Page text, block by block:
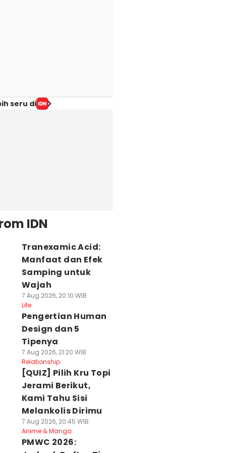
seru di
IDN
Tranexamic Acid:
Manfaat dan Efek
Samping untuk
Wajah
7 Aug 2026, 20:10 WIB
Life
Pengertian Human
Design dan 5
Tipenya
7 Aug 2026, 21:20 WIB
Relationship
[QUIZ] Pilih Kru Topi
Jerami Berikut,
Kami Tahu Sisi
Melankolis Dirimu
7 Aug 2026, 20:45 WIB
Anime & Manga
PMWC 2026: